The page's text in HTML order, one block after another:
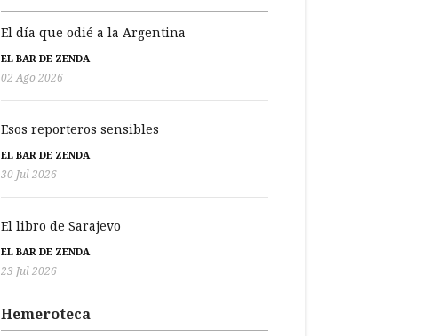
El día que odié a la Argentina
EL BAR DE ZENDA
02 Ago 2026
Esos reporteros sensibles
EL BAR DE ZENDA
30 Jul 2026
El libro de Sarajevo
EL BAR DE ZENDA
23 Jul 2026
Hemeroteca